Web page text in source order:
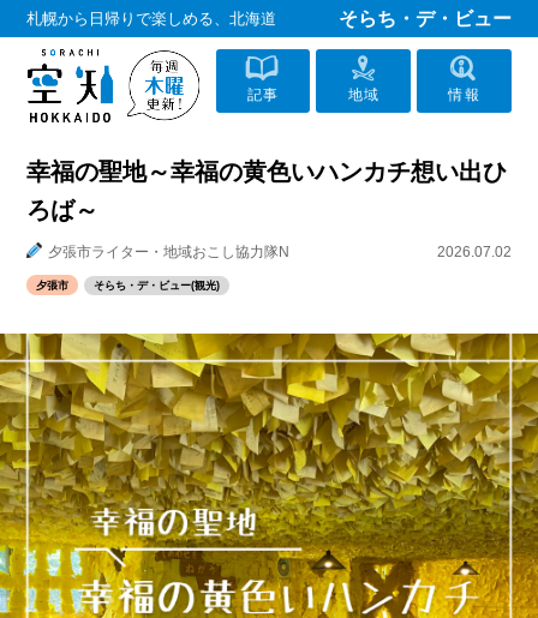
札幌から日帰りで楽しめる、北海道 そらち・デ・ビュー
記事 地域 情報
幸福の聖地～幸福の黄色いハンカチ想い出ひ
ろば～
夕張市ライター・地域おこし協力隊N 2026.07.02
夕張市 そらち・デ・ビュー(観光)